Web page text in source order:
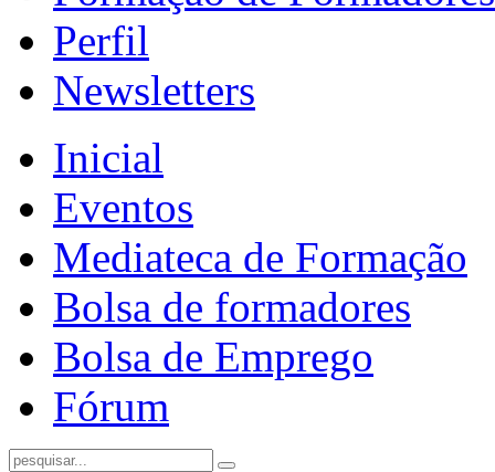
Perfil
Newsletters
Inicial
Eventos
Mediateca de Formação
Bolsa de formadores
Bolsa de Emprego
Fórum